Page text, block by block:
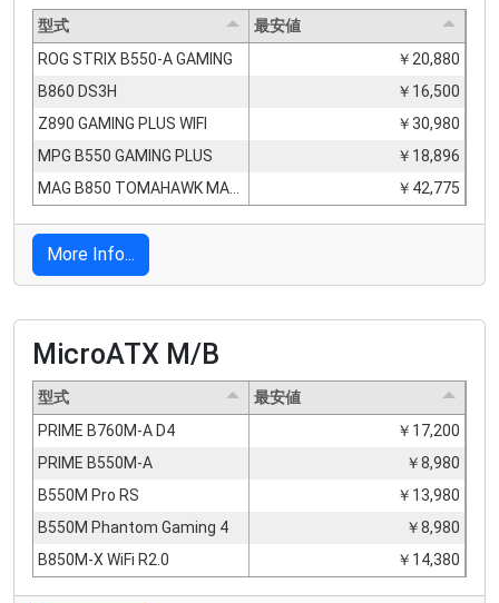
型式
最安値
ROG STRIX B550-A GAMING
￥20,880
B860 DS3H
￥16,500
Z890 GAMING PLUS WIFI
￥30,980
MPG B550 GAMING PLUS
￥18,896
￥42,775
More Info...
MicroATX M/B
型式
最安値
PRIME B760M-A D4
￥17,200
PRIME B550M-A
￥8,980
B550M Pro RS
￥13,980
B550M Phantom Gaming 4
￥8,980
B850M-X WiFi R2.0
￥14,380